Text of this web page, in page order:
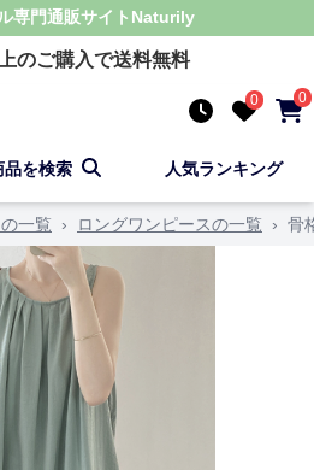
専門通販サイト Naturily
のご購入で送料無料
0 0
品を検索 人気ランキング
一覧 › ロングワンピースの一覧 › 骨